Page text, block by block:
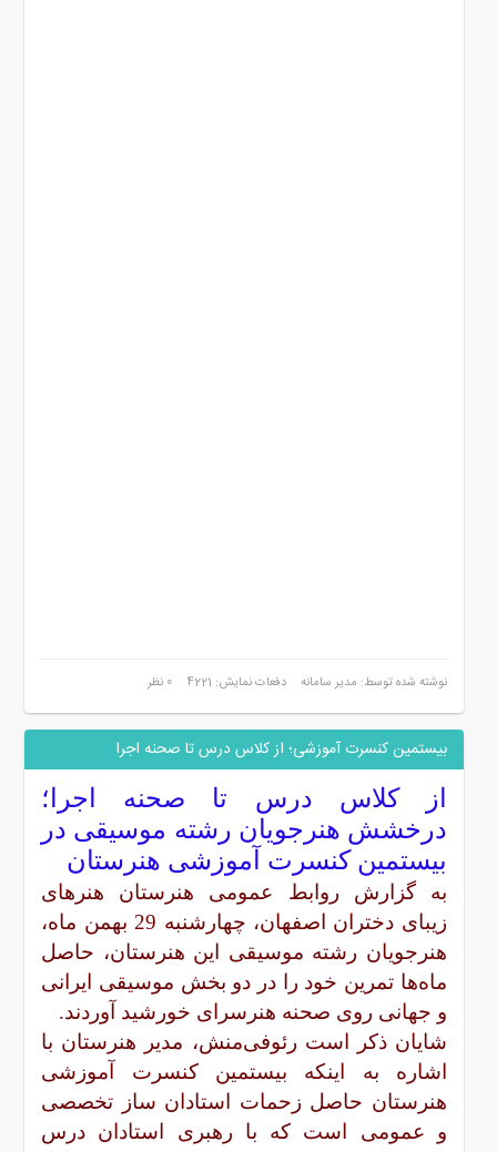
نوشته شده توسط: مدیر سامانه دفعات نمایش: 4221 0 نظر
بیستمین کنسرت آموزشی؛ از کلاس درس تا صحنه اجرا
از کلاس درس تا صحنه اجرا؛
درخشش هنرجویان رشته موسیقی در
بیستمین کنسرت آموزشی هنرستان
به گزارش روابط عمومی هنرستان هنرهای
زیبای دختران اصفهان، چهارشنبه 29 بهمن ماه،
هنرجویان رشته موسیقی این هنرستان، حاصل
ماه‌ها تمرین خود را در دو بخش موسیقی ایرانی
و جهانی روی صحنه هنرسرای خورشید آوردند.
شایان ذکر است رئوفی‌منش، مدیر هنرستان با
اشاره به اینکه بیستمین کنسرت آموزشی
هنرستان حاصل زحمات استادان ساز تخصصی
و عمومی است که با رهبری استادان درس